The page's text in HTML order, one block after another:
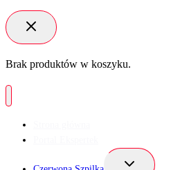
Brak produktów w koszyku.
Przełącz